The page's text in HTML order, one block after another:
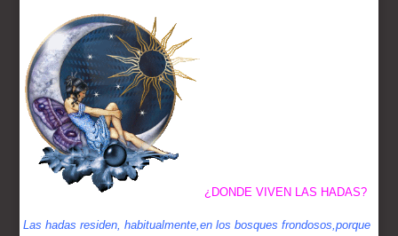
¿DONDE VIVEN LAS HADAS?
Las hadas residen, habitualmente,en los bosques frondosos,porque